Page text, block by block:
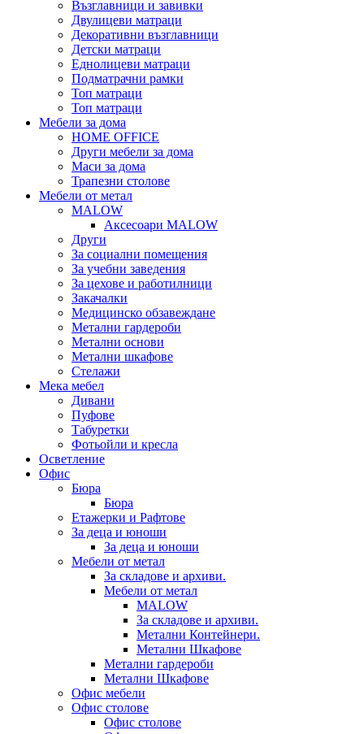
Възглавници и завивки
Двулицеви матраци
Декоративни възглавници
Детски матраци
Еднолицеви матраци
Подматрачни рамки
Топ матраци
Топ матраци
Мебели за дома
HOME OFFICE
Други мебели за дома
Маси за дома
Трапезни столове
Мебели от метал
MALOW
Аксесоари MALOW
Други
За социални помещения
За учебни заведения
За цехове и работилници
Закачалки
Медицинско обзавеждане
Метални гардероби
Метални основи
Метални шкафове
Стелажи
Мека мебел
Дивани
Пуфове
Табуретки
Фотьойли и кресла
Осветление
Офис
Бюра
Бюра
Етажерки и Рафтове
За деца и юноши
За деца и юноши
Мебели от метал
За складове и архиви.
Мебели от метал
MALOW
За складове и архиви.
Метални Контейнери.
Метални Шкафове
Метални гардероби
Метални Шкафове
Офис мебели
Офис столове
Офис столове